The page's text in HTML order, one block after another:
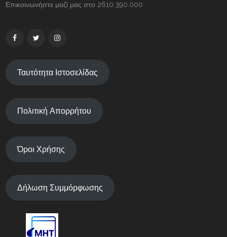
Επικοινωνήστε μαζί μας στο 2610.390.000
Ταυτότητα Ιστοσελίδας
Πολιτική Απορρήτου
Όροι Χρήσης
Δήλωση Συμμόρφωσης